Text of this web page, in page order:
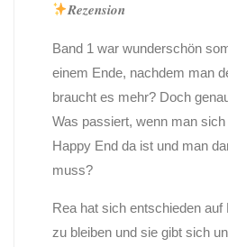
𝑹𝒆𝒛𝒆𝒏𝒔𝒊𝒐𝒏
Band 1 war wunderschön
einem Ende, nachdem man
braucht es mehr? Doch
Was passiert, wenn man
Happy End da ist und man
muss?
Rea hat sich entschieden auf
zu bleiben und sie gibt sich